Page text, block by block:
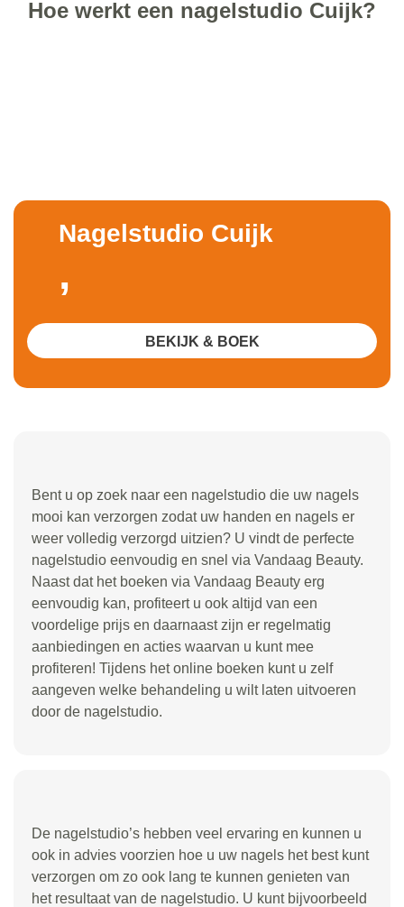
Hoe werkt een nagelstudio Cuijk?
Bent u op zoek naar een nagelstudio die uw nagels
mooi kan verzorgen zodat uw handen en nagels er
weer volledig verzorgd uitzien? U vindt de perfecte
nagelstudio eenvoudig en snel via Vandaag Beauty.
Naast dat het boeken via Vandaag Beauty erg
eenvoudig kan, profiteert u ook altijd van een
voordelige prijs en daarnaast zijn er regelmatig
aanbiedingen en acties waarvan u kunt mee
profiteren! Tijdens het online boeken kunt u zelf
aangeven welke behandeling u wilt laten uitvoeren
door de nagelstudio.
Nagelstudio Cuijk
,
BEKIJK & BOEK
De nagelstudio’s hebben veel ervaring en kunnen u
ook in advies voorzien hoe u uw nagels het best kunt
verzorgen om zo ook lang te kunnen genieten van
het resultaat van de nagelstudio. U kunt bijvoorbeeld